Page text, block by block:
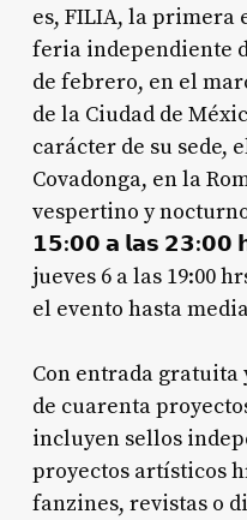
es, FILIA, la
feria independiente
de febrero, en el
de la Ciudad de
carácter de su sede,
Covadonga, en la
vespertino y
𝟭𝟱:𝟬𝟬 𝗮 𝗹𝗮𝘀 𝟮𝟯:𝟬𝟬
jueves 6 a las 19:00
el evento hasta
Con entrada
de cuarenta
incluyen sellos
proyectos artísticos
fanzines, revistas o